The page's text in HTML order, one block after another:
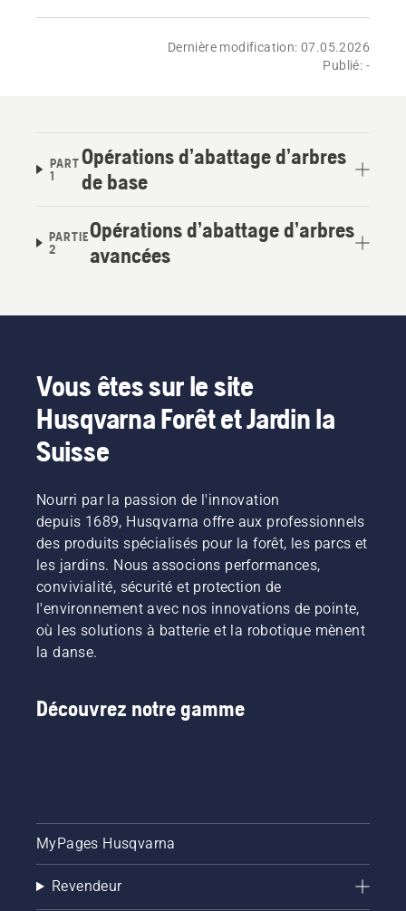
Dernière modification: 07.05.2026
Publié: -
PART
1
Opérations d’abattage d’arbres
de base
PARTIE
2
Opérations d’abattage d’arbres
avancées
Vous êtes sur le site
Husqvarna Forêt et Jardin la
Suisse
Nourri par la passion de l'innovation
depuis 1689, Husqvarna offre aux professionnels
des produits spécialisés pour la forêt, les parcs et
les jardins. Nous associons performances,
convivialité, sécurité et protection de
l'environnement avec nos innovations de pointe,
où les solutions à batterie et la robotique mènent
la danse.
Découvrez notre gamme
MyPages Husqvarna
Revendeur